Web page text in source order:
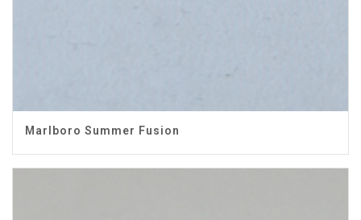
Marlboro Summer Fusion